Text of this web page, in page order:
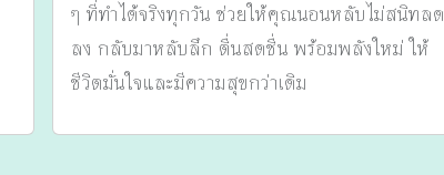
ๆ ที่ทำได้จริงทุกวัน ช่วยให้คุณนอนหลับไม่สนิทลด
ลง กลับมาหลับลึก ตื่นสดชื่น พร้อมพลังใหม่ ให้
ชีวิตมั่นใจและมีความสุขกว่าเดิม